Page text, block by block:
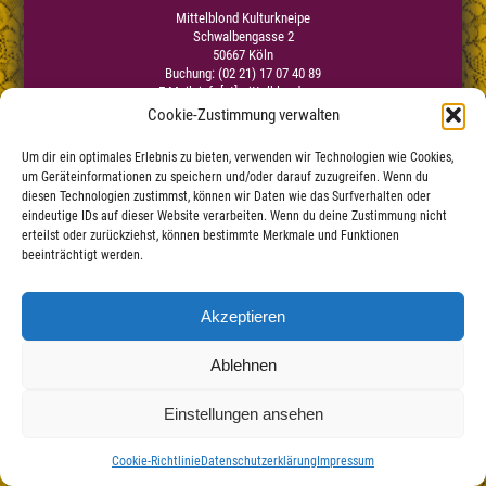
Cookie-Zustimmung verwalten
Um dir ein optimales Erlebnis zu bieten, verwenden wir Technologien wie Cookies,
um Geräteinformationen zu speichern und/oder darauf zuzugreifen. Wenn du
diesen Technologien zustimmst, können wir Daten wie das Surfverhalten oder
eindeutige IDs auf dieser Website verarbeiten. Wenn du deine Zustimmung nicht
erteilst oder zurückziehst, können bestimmte Merkmale und Funktionen
beeinträchtigt werden.
Akzeptieren
Ablehnen
Einstellungen ansehen
Cookie-RichtlinieDatenschutzerklärung Impressum
Mittelblond Kulturkneipe
Schwalbengasse 2
50667 Köln
Buchung: (02 21) 17 07 40 89
E-Mail:info[at]mittelblond.com
Impressum
Datenschutzerklärung |
Haftungsauschluss